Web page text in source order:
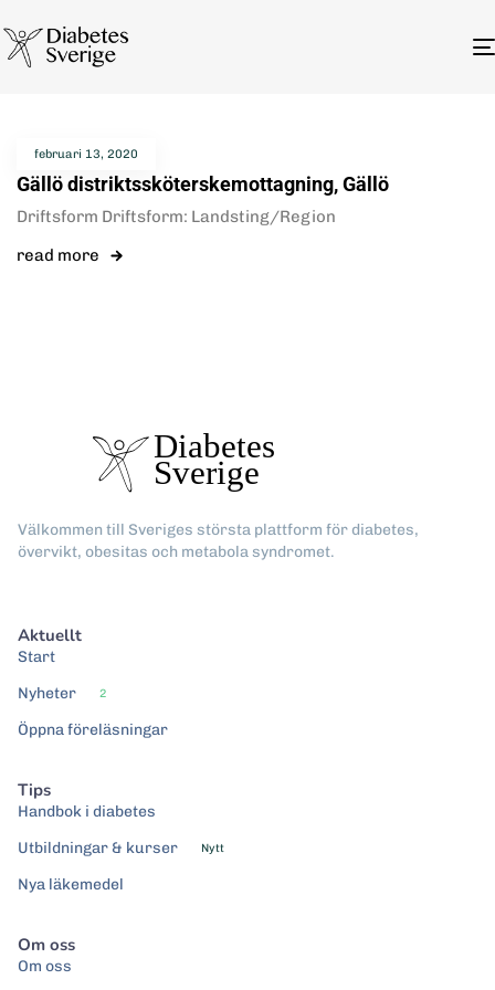
februari 13, 2020
Gällö distriktssköterskemottagning, Gällö
Driftsform Driftsform: Landsting/Region
read more
Välkommen till Sveriges största plattform för diabetes,
övervikt, obesitas och metabola syndromet.
Aktuellt
Start
Nyheter
2
Öppna föreläsningar
Tips
Handbok i diabetes
Utbildningar & kurser
Nytt
Nya läkemedel
Om oss
Om oss